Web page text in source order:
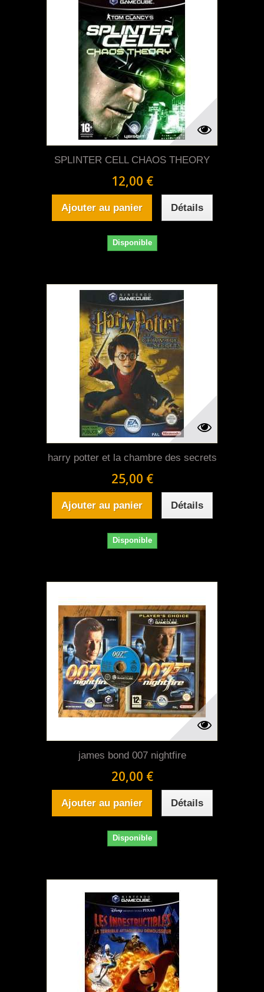
SPLINTER CELL CHAOS THEORY
12,00 €
Ajouter au panier Détails
Disponible
harry potter et la chambre des secrets
25,00 €
Ajouter au panier Détails
Disponible
james bond 007 nightfire
20,00 €
Ajouter au panier Détails
Disponible